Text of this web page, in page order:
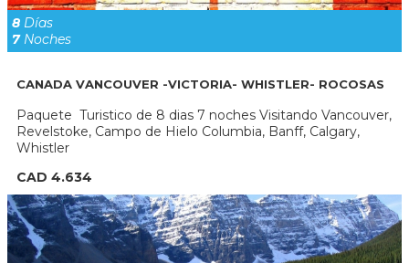
8 Días
7Noches
CANADA VANCOUVER -VICTORIA- WHISTLER- ROCOSAS
Paquete Turistico de 8 dias 7 noches Visitando Vancouver,
Revelstoke, Campo de Hielo Columbia, Banff, Calgary,
Whistler
CAD 4.634